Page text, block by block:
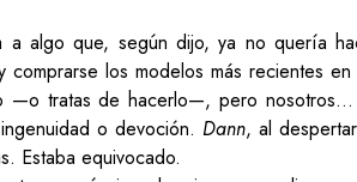
a algo que, según dijo, ya no quería
los modelos más recientes
—o tratas de hacerlo—, pero
o devoción. Dann, al
Estaba equivocado.